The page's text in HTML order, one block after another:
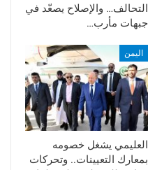
التحالف… والإصلاح يصعّد في
جبهات مأرب…
اليمن
العليمي يشغل خصومه
بمعارك التعيينات.. وتحركات